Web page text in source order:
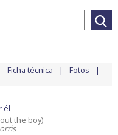
Ficha técnica Fotos
él
the boy)